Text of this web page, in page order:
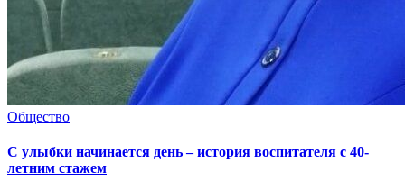
Общество
С улыбки начинается день – история воспитателя с 40-
летним стажем